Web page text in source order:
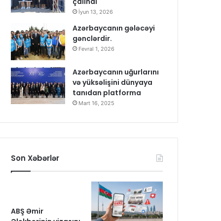
İyun 13, 2026
Azərbaycanın gələcəyi
gənclərdir.
Fevral 1, 2026
Azərbaycanın uğurlarını
və yüksəlişini dünyaya
tanıdan platforma
Mart 16, 2025
Son Xəbərlər
ABŞ Əmir